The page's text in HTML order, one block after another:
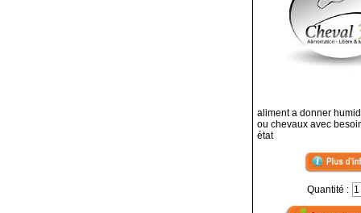
aliment a donner
ou chevaux avec
état
Quantité :